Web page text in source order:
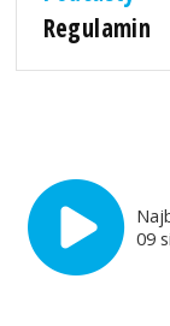
Regulamin
09